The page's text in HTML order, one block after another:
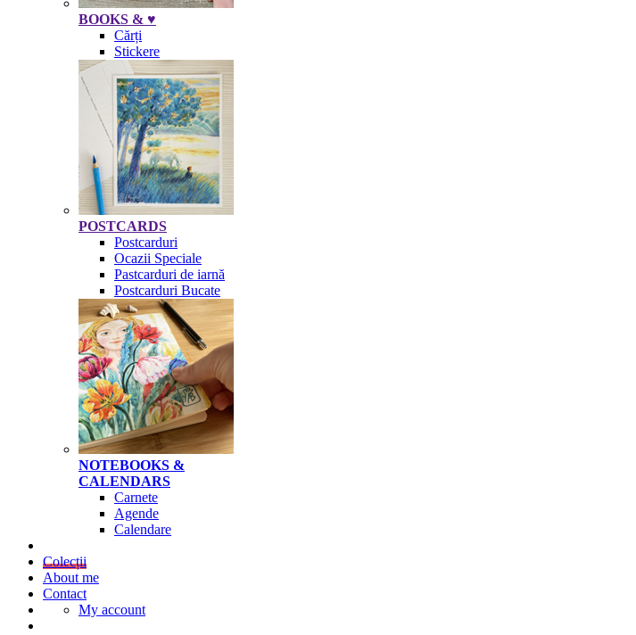
BOOKS & ♥
Cărți
Stickere
POSTCARDS
Postcarduri
Ocazii Speciale
Pastcarduri de iarnă
Postcarduri Bucate
NOTEBOOKS &
CALENDARS
Carnete
Agende
Calendare
Colecții
About me
Contact
My account